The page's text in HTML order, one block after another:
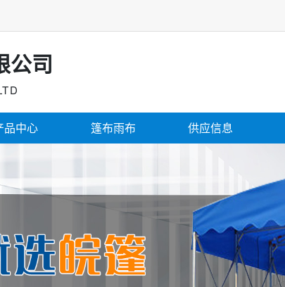
公司
品中心 篷布雨布 供应信息